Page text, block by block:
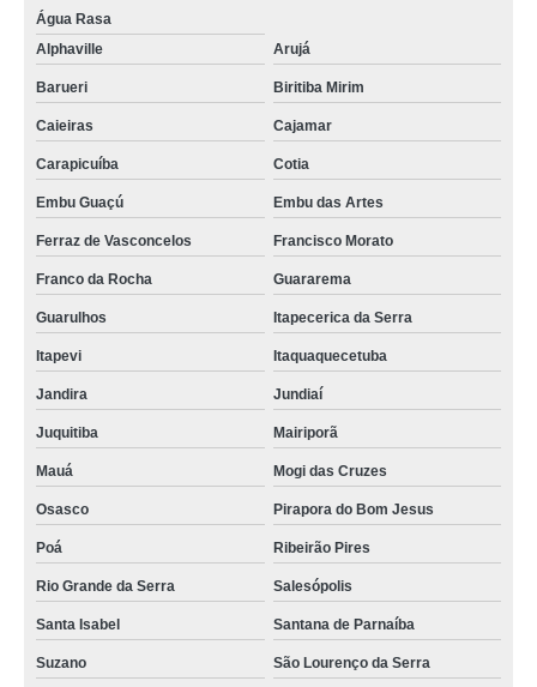
Água Rasa
Alphaville
Arujá
Barueri Biritiba Mirim
Caieiras Cajamar
Carapicuíba Cotia
Embu Guaçú Embu das Artes
Ferraz de Vasconcelos Francisco Morato
Franco da Rocha Guararema
Guarulhos Itapecerica da Serra
Itapevi Itaquaquecetuba
Jandira Jundiaí
Juquitiba Mairiporã
Mauá Mogi das Cruzes
Osasco Pirapora do Bom Jesus
Poá Ribeirão Pires
Rio Grande da Serra Salesópolis
Santa Isabel Santana de Parnaíba
Suzano São Lourenço da Serra